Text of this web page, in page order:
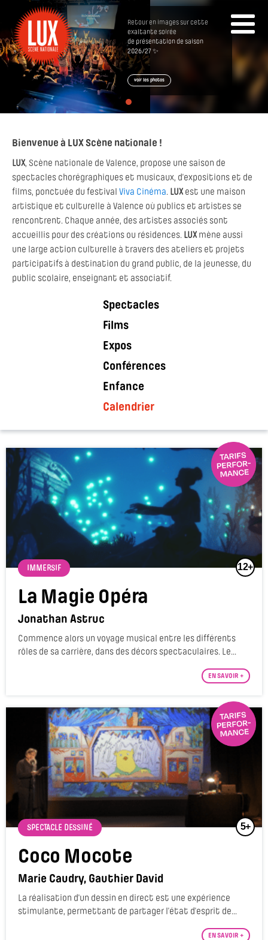
Retour en images sur cette
exaltante soirée
de présentation de saison
2026/27 ✨
voir les photos
Bienvenue à LUX Scène nationale !
LUX, Scène nationale de Valence, propose une saison de
spectacles chorégraphiques et musicaux, d’expositions et de
films, ponctuée du festival Viva Cinéma. LUX est une maison
artistique et culturelle à Valence où publics et artistes se
rencontrent. Chaque année, des artistes associés sont
accueillis pour des créations ou résidences. LUX mène aussi
une large action culturelle à travers des ateliers et projets
participatifs à destination du grand public, de la jeunesse, du
public scolaire, enseignant et associatif.
Spectacles
Films
Expos
Conférences
Enfance
Calendrier
12+
IMMERSIF
La Magie Opéra
Jonathan Astruc
Commence alors un voyage musical entre les différents
rôles de sa carrière, dans des décors spectaculaires. Le...
EN SAVOIR +
5+
SPECTACLE DESSINÉ
Coco Mocote
Marie Caudry, Gauthier David
La réalisation d'un dessin en direct est une expérience
stimulante, permettant de partager l’état d’esprit de...
EN SAVOIR +